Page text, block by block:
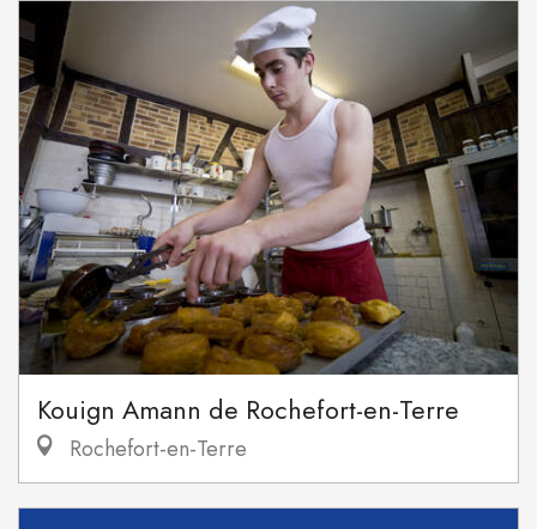
Kouign Amann de Rochefort-en-Terre
Rochefort-en-Terre